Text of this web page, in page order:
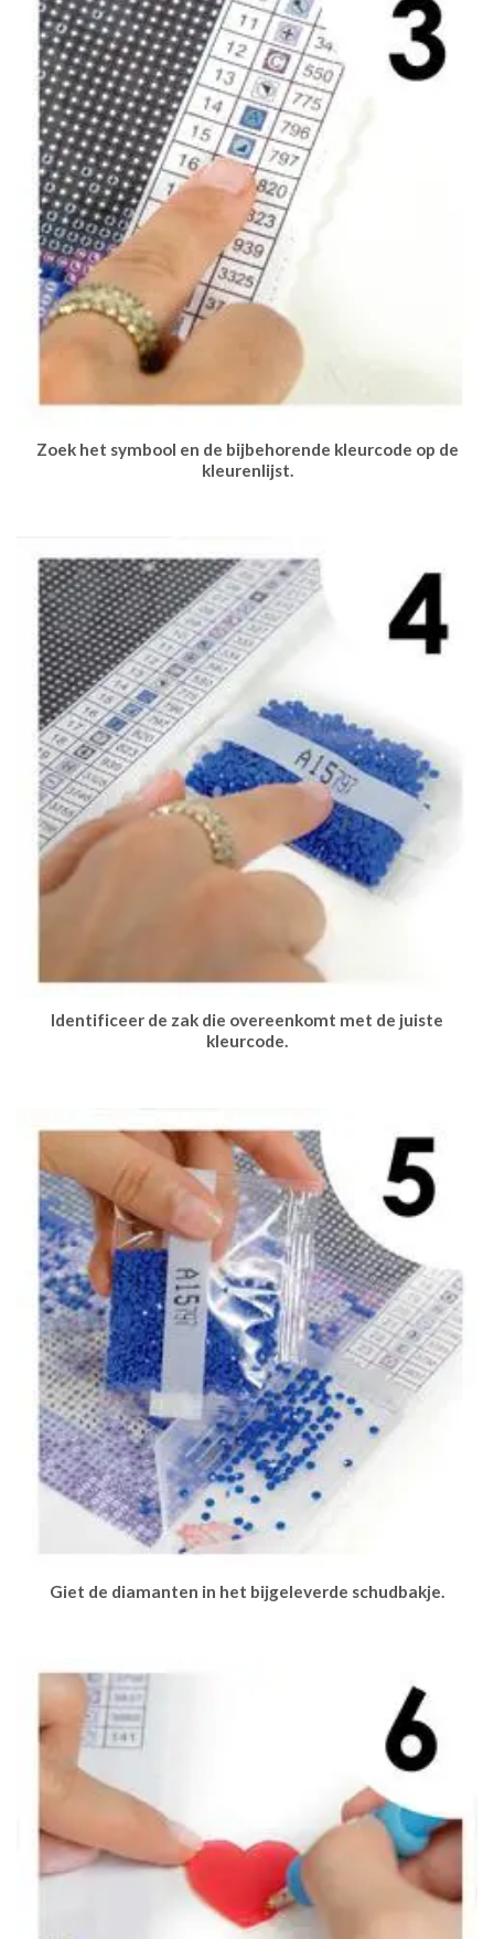
Zoek het symbool en de bijbehorende kleurcode op de
kleurenlijst.
Identificeer de zak die overeenkomt met de juiste
kleurcode.
Giet de diamanten in het bijgeleverde schudbakje.